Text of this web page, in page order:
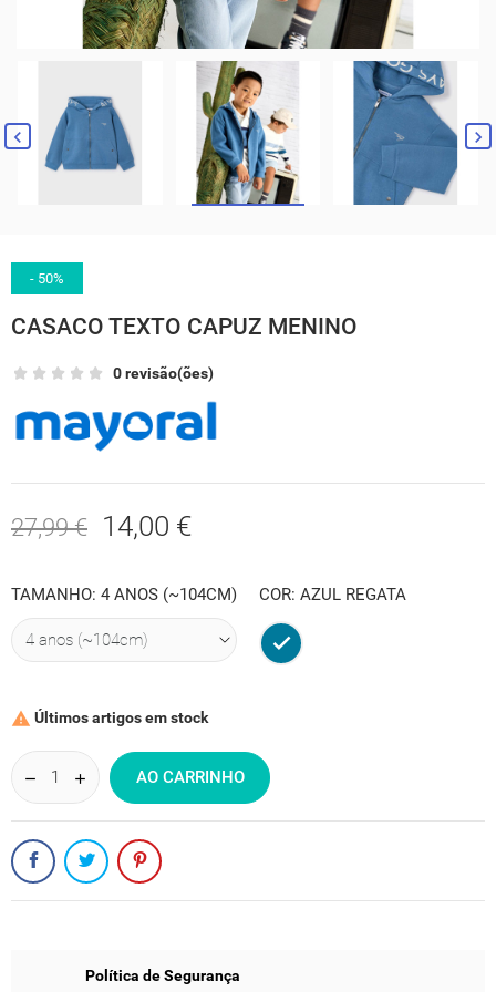
- 50%
CASACO TEXTO CAPUZ MENINO
0 revisão(ões)
27,99 € 14,00 €
TAMANHO: 4 ANOS (~104CM) COR: AZUL REGATA
Azul
 Últimos artigos em stock
AO CARRINHO
Política de Segurança